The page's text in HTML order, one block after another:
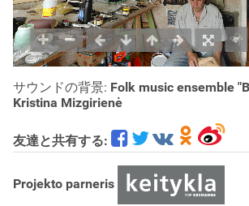
サウンドの背景: Folk music ensemble
Kristina Mizgirienė
友達と共有する:
Projekto parneris